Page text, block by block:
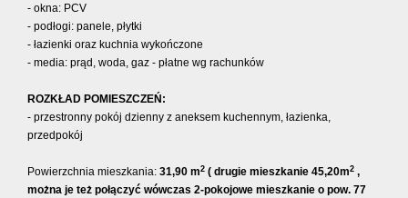
- okna: PCV
- podłogi: panele, płytki
- łazienki oraz kuchnia wykończone
- media: prąd, woda, gaz - płatne wg rachunków
ROZKŁAD POMIESZCZEŃ:
- przestronny pokój dzienny z aneksem kuchennym, łazienka,
przedpokój
Powierzchnia mieszkania: 31,90 m2 ( drugie mieszkanie 45,20m2 ,
można je też połączyć wówczas 2-pokojowe mieszkanie o pow. 77